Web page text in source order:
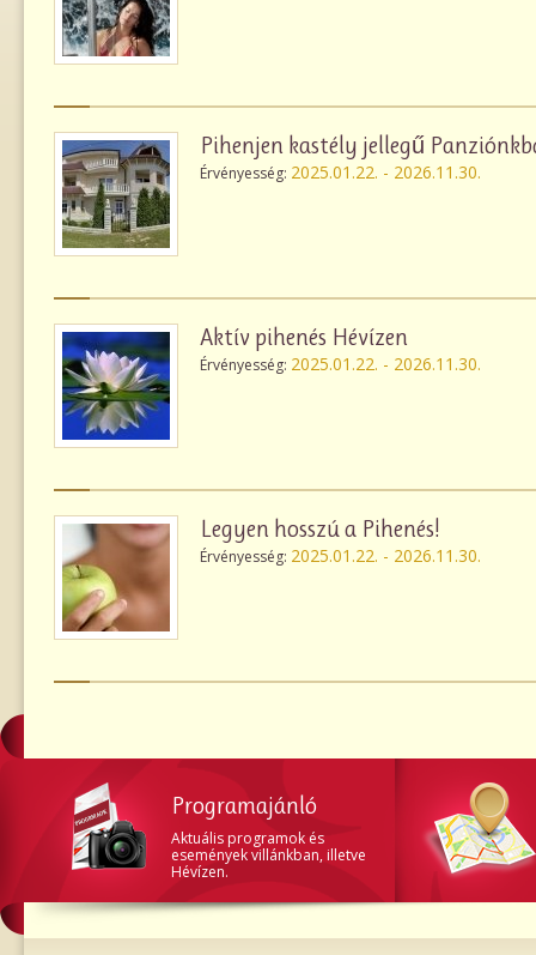
Pihenjen kastély jellegű
Érvényesség: 2025.01.22. - 2026.11.30.
Aktív pihenés Hévízen
Érvényesség: 2025.01.22. - 2026.11.30.
Legyen hosszú a Pihenés!
Érvényesség: 2025.01.22. - 2026.11.30.
Programajánló
Aktuális programok és
események villánkban, illetve
Hévízen.